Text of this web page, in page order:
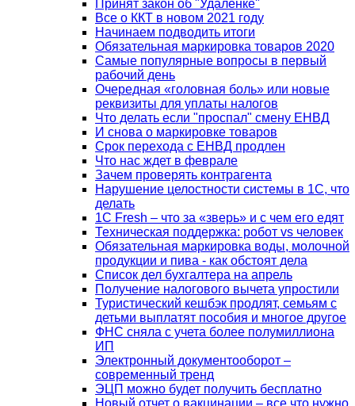
Принят закон об "Удаленке"
Все о ККТ в новом 2021 году
Начинаем подводить итоги
Обязательная маркировка товаров 2020
Самые популярные вопросы в первый
рабочий день
Очередная «головная боль» или новые
реквизиты для уплаты налогов
Что делать если "проспал" смену ЕНВД
И снова о маркировке товаров
Срок перехода с ЕНВД продлен
Что нас ждет в феврале
Зачем проверять контрагента
Нарушение целостности системы в 1С, что
делать
1С Fresh – что за «зверь» и с чем его едят
Техническая поддержка: робот vs человек
Обязательная маркировка воды, молочной
продукции и пива - как обстоят дела
Список дел бухгалтера на апрель
Получение налогового вычета упростили
Туристический кешбэк продлят, семьям с
детьми выплатят пособия и многое другое
ФНС сняла с учета более полумиллиона
ИП
Электронный документооборот –
современный тренд
ЭЦП можно будет получить бесплатно
Новый отчет о вакцинации – все что нужно